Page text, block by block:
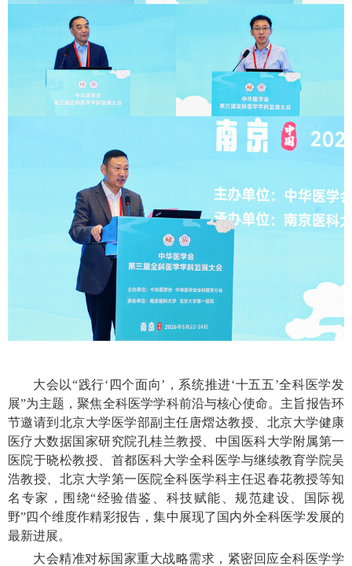
大会以“践行‘四个面向’，系统推进‘十五五’全科医学发
展”为主题，聚焦全科医学学科前沿与核心使命。主旨报告环
节邀请到北京大学医学部副主任唐熠达教授、北京大学健康
医疗大数据国家研究院孔桂兰教授、中国医科大学附属第一
医院于晓松教授、首都医科大学全科医学与继续教育学院吴
浩教授、北京大学第一医院全科医学科主任迟春花教授等知
名专家，围绕“经验借鉴、科技赋能、规范建设、国际视
野”四个维度作精彩报告，集中展现了国内外全科医学发展的
最新进展。
大会精准对标国家重大战略需求，紧密回应全科医学学